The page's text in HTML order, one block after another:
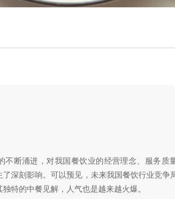
断涌进，对我国餐饮业的经营理念、服务质
深刻影响。可以预见，未来我国餐饮行业竞争
特的中餐见解，人气也是越来越火爆。